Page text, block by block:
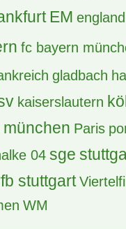
EM england
fc bayern
gladbach
kaiserslautern
münchen Paris
04 sge
stuttgart
WM